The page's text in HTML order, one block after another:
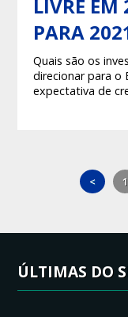
LIVRE EM
PARA
Quais são os
direcionar para o
expectativa de
< 1
ÚLTIMAS DO